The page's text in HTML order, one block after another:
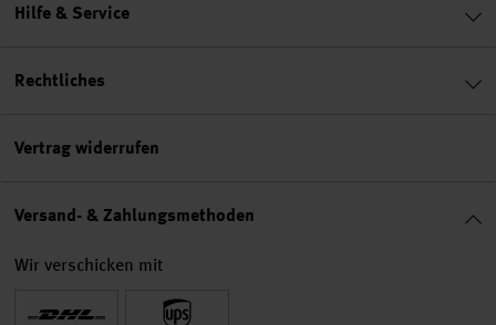
Hilfe & Service
Rechtliches
Vertrag widerrufen
Versand- & Zahlungsmethoden
Wir verschicken mit